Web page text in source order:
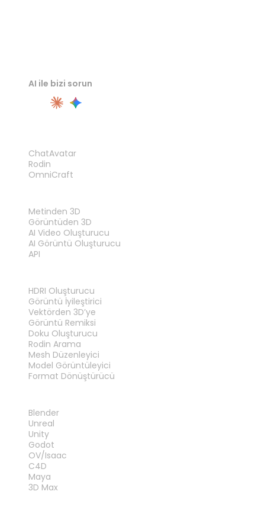
AI ile bizi sorun
ChatAvatar
Rodin
OmniCraft
Metinden 3D
Görüntüden 3D
AI Video Oluşturucu
AI Görüntü Oluşturucu
API
HDRI Oluşturucu
Görüntü İyileştirici
Vektörden 3D’ye
Görüntü Remiksi
Doku Oluşturucu
Rodin Arama
Mesh Düzenleyici
Model Görüntüleyici
Format Dönüştürücü
Blender
Unreal
Unity
Godot
OV/Isaac
C4D
Maya
3D Max